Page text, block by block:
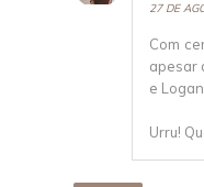
27 DE
Com
apesar
e
Urru!